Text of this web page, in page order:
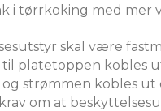
i tørrkoking med
skal være
platetoppen kobles
strømmen kobles
om at